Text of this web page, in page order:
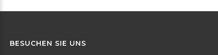
BESUCHEN SIE UNS